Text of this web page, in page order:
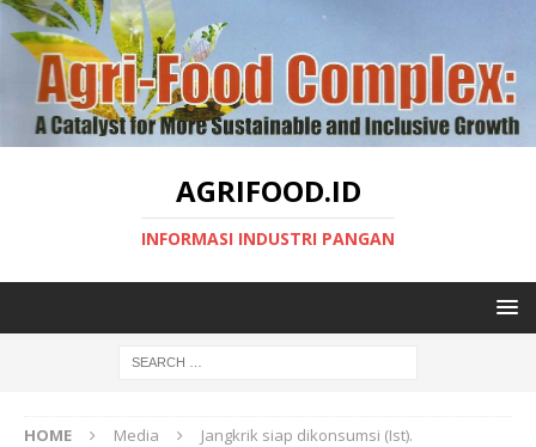
AGRIFOOD.ID
INFORMASI INDUSTRI PANGAN
HOME Media Jangkrik siap dikonsumsi (Ist).